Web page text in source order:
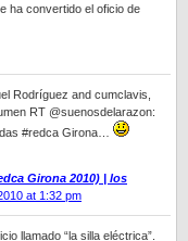
ha convertido el oficio de
Rodríguez and cumclavis,
RT @suenosdelarazon:
#redca Girona…
Girona 2010) | los
at 1:32 pm
llamado “la silla eléctrica”.